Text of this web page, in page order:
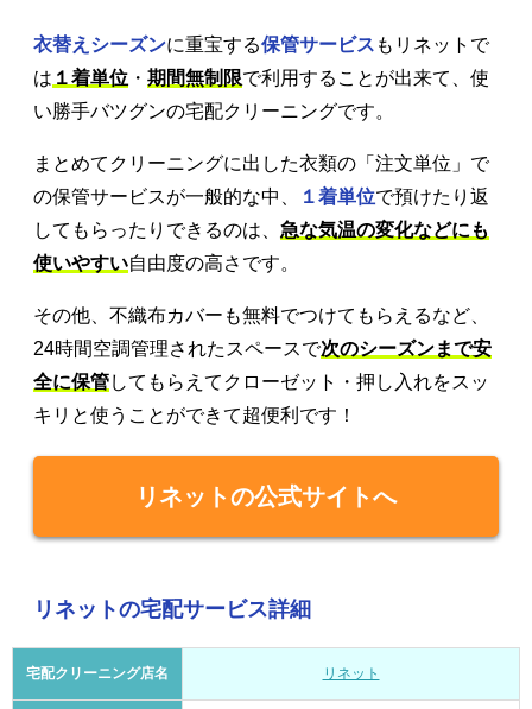
衣替えシーズンに重宝する保管サービス もリネットで
は １着単位 ・ 期間無制限で利用することが出来て、使
い勝手バツグンの宅配クリーニングです。
まとめてクリーニングに出した衣類の「注文単位」で
の保管サービスが一般的な中、
１着単位で預けたり返
してもらったりできるのは、 急な気温の変化などにも
使いやすい自由度の高さです。
その他、不織布カバーも無料でつけてもらえるなど、
24時間空調管理されたスペースで次のシーズンまで安
全に保管してもらえてクローゼット・押し入れをスッ
キリと使うことができて超便利です！
リネットの公式サイトへ
リネットの宅配サービス詳細
宅配クリーニング店名 リネット